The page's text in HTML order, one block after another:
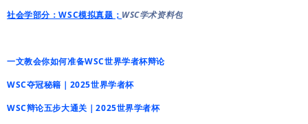
社会学部分：WSC模拟真题； WSC学术资料包
一文教会你如何准备WSC世界学者杯辩论
WSC夺冠秘籍｜2025世界学者杯
WSC辩论五步大通关｜2025世界学者杯